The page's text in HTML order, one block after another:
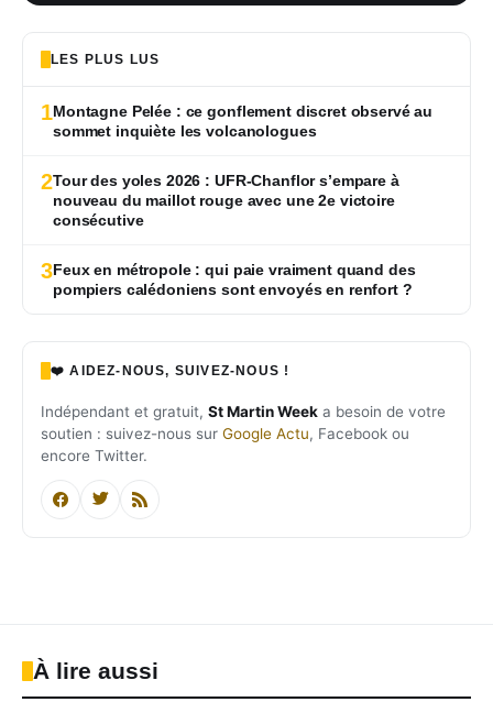
LES PLUS LUS
1Montagne Pelée : ce gonflement discret observé au
sommet inquiète les volcanologues
2Tour des yoles 2026 : UFR-Chanflor s’empare à
nouveau du maillot rouge avec une 2e victoire
consécutive
3Feux en métropole : qui paie vraiment quand des
pompiers calédoniens sont envoyés en renfort ?
❤️ AIDEZ-NOUS, SUIVEZ-NOUS !
Indépendant et gratuit, St Martin Week a besoin de votre
soutien : suivez-nous sur Google Actu, Facebook ou
encore Twitter.
À lire aussi